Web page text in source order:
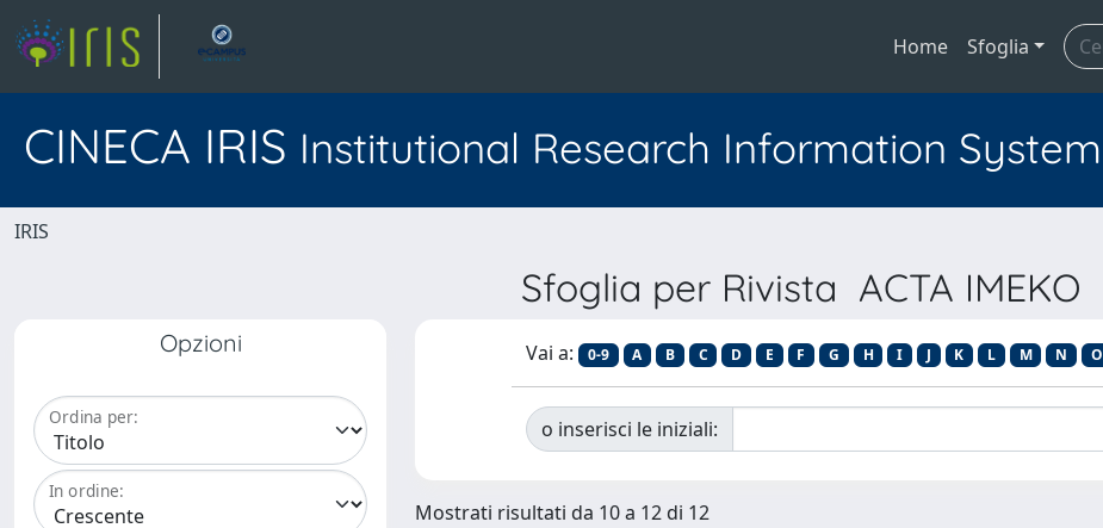
Home Sfoglia
CINECA IRIS Institutional Research Information System
IRIS
Sfoglia per Rivista ACTA IMEKO
Opzioni
Ordina per:
In ordine:
Vai a: 0-9 A B C D E F G H I J K L M N O
o inserisci le iniziali:
Mostrati risultati da 10 a 12 di 12